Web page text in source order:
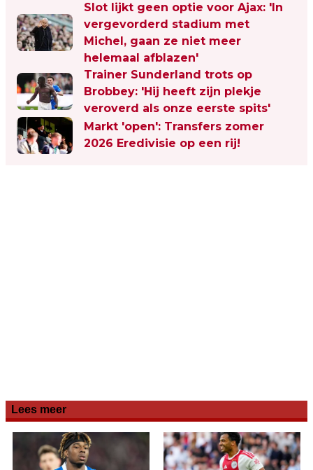
Slot lijkt geen optie voor Ajax: 'In
vergevorderd stadium met
Michel, gaan ze niet meer
helemaal afblazen'
Trainer Sunderland trots op
Brobbey: 'Hij heeft zijn plekje
veroverd als onze eerste spits'
Markt 'open': Transfers zomer
2026 Eredivisie op een rij!